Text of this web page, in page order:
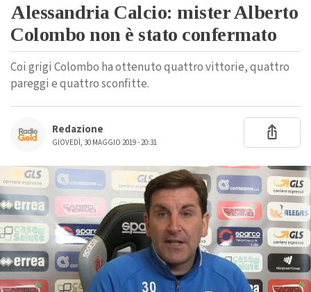
Alessandria Calcio: mister Alberto
Colombo non è stato confermato
Coi grigi Colombo ha ottenuto quattro vittorie, quattro
pareggi e quattro sconfitte.
Redazione
GIOVEDÌ, 30 MAGGIO 2019 - 20:31